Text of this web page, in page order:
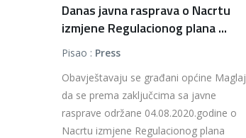
Danas javna rasprava o Nacrtu
izmjene Regulacionog plana ...
Pisao : Press
Obavještavaju se građani općine Maglaj
da se prema zaključcima sa javne
rasprave održane 04.08.2020.godine o
Nacrtu izmjene Regulacionog plana